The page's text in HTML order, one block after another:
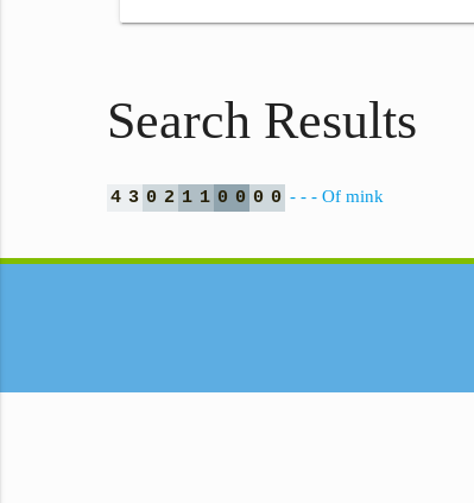
Search Results
4 3 0 2 1 1 0 0 0 0 - - - Of mink